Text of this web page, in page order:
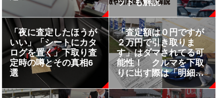
「夜に査定したほうが
いい」「シートにカタ
ログを置く」下取り査
定時の噂とその真相6
選
「査定額は０円ですが
２万円で引き取りま
す」はダマされてる可
能性！ クルマを下取
りに出す際は「明細」
の確認が重要だった